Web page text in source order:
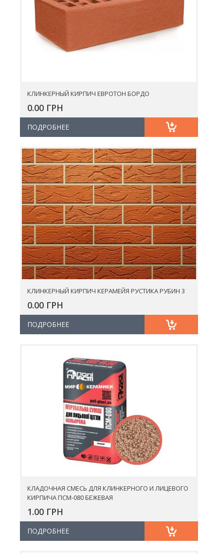
КЛИНКЕРНЫЙ КИРПИЧ ЕВРОТОН БОРДО
0.00 ГРН
ПОДРОБНЕЕ
КЛИНКЕРНЫЙ КИРПИЧ КЕРАМЕЙЯ РУСТИКА РУБИН 3
0.00 ГРН
ПОДРОБНЕЕ
КЛАДОЧНАЯ СМЕСЬ ДЛЯ КЛИНКЕРНОГО И ЛИЦЕВОГО
КИРПИЧА ПСМ-080 БЕЖЕВАЯ
1.00 ГРН
ПОДРОБНЕЕ